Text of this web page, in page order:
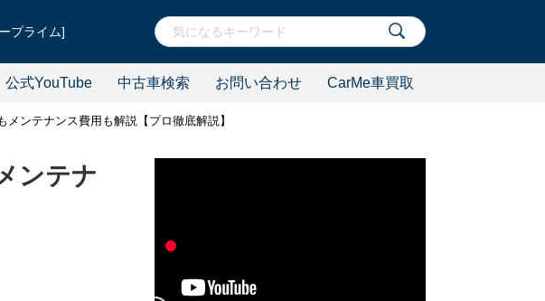
プライム]
公式YouTube 中古車検索 お問い合わせ CarMe車買取
ンテナンス費用も解説【プロ徹底解説】
ンテナ